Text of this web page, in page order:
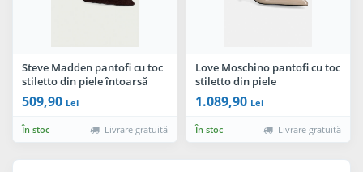
Steve Madden pantofi cu toc
stiletto din piele întoarsă
Korra
509,90 Lei
În stoc Livrare gratuită
Love Moschino pantofi cu toc
stiletto din piele
1.089,90 Lei
În stoc Livrare gratuită